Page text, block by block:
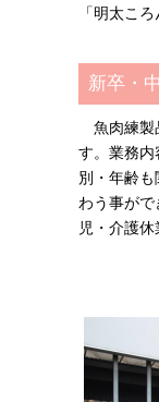
「明太こ
新卒・
魚肉練製
す。業務内
別・年齢
わう事が
児・介護